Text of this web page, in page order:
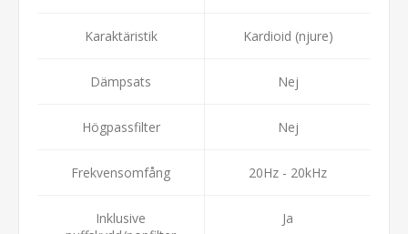
Karaktäristik Kardioid (njure)
Dämpsats Nej
Högpassfilter Nej
Frekvensomfång 20Hz - 20kHz
Inklusive
Ja